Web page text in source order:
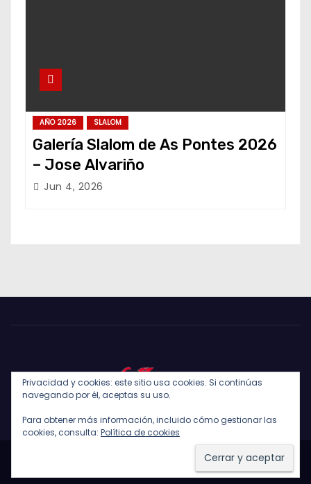
AÑO 2026 SLALOM
Galería Slalom de As Pontes 2026
– Jose Alvariño
Jun 4, 2026
Tema: Newses deThemeansar
Privacidad y cookies: este sitio usa cookies. Si continúas
navegando por él, aceptas su uso.
Para obtener más información, incluido cómo gestionar las
cookies, consulta: Política de cookies